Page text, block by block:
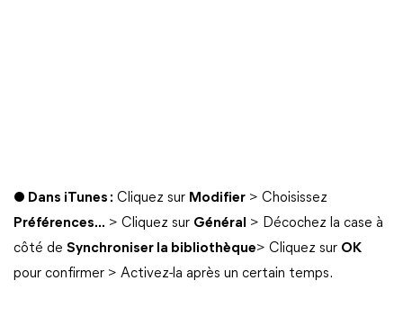
● Dans iTunes : Cliquez sur Modifier > Choisissez
Préférences... > Cliquez sur Général
> Décochez la case à
côté de Synchroniser la bibliothèque> Cliquez sur OK
pour confirmer > Activez-la après un certain temps.